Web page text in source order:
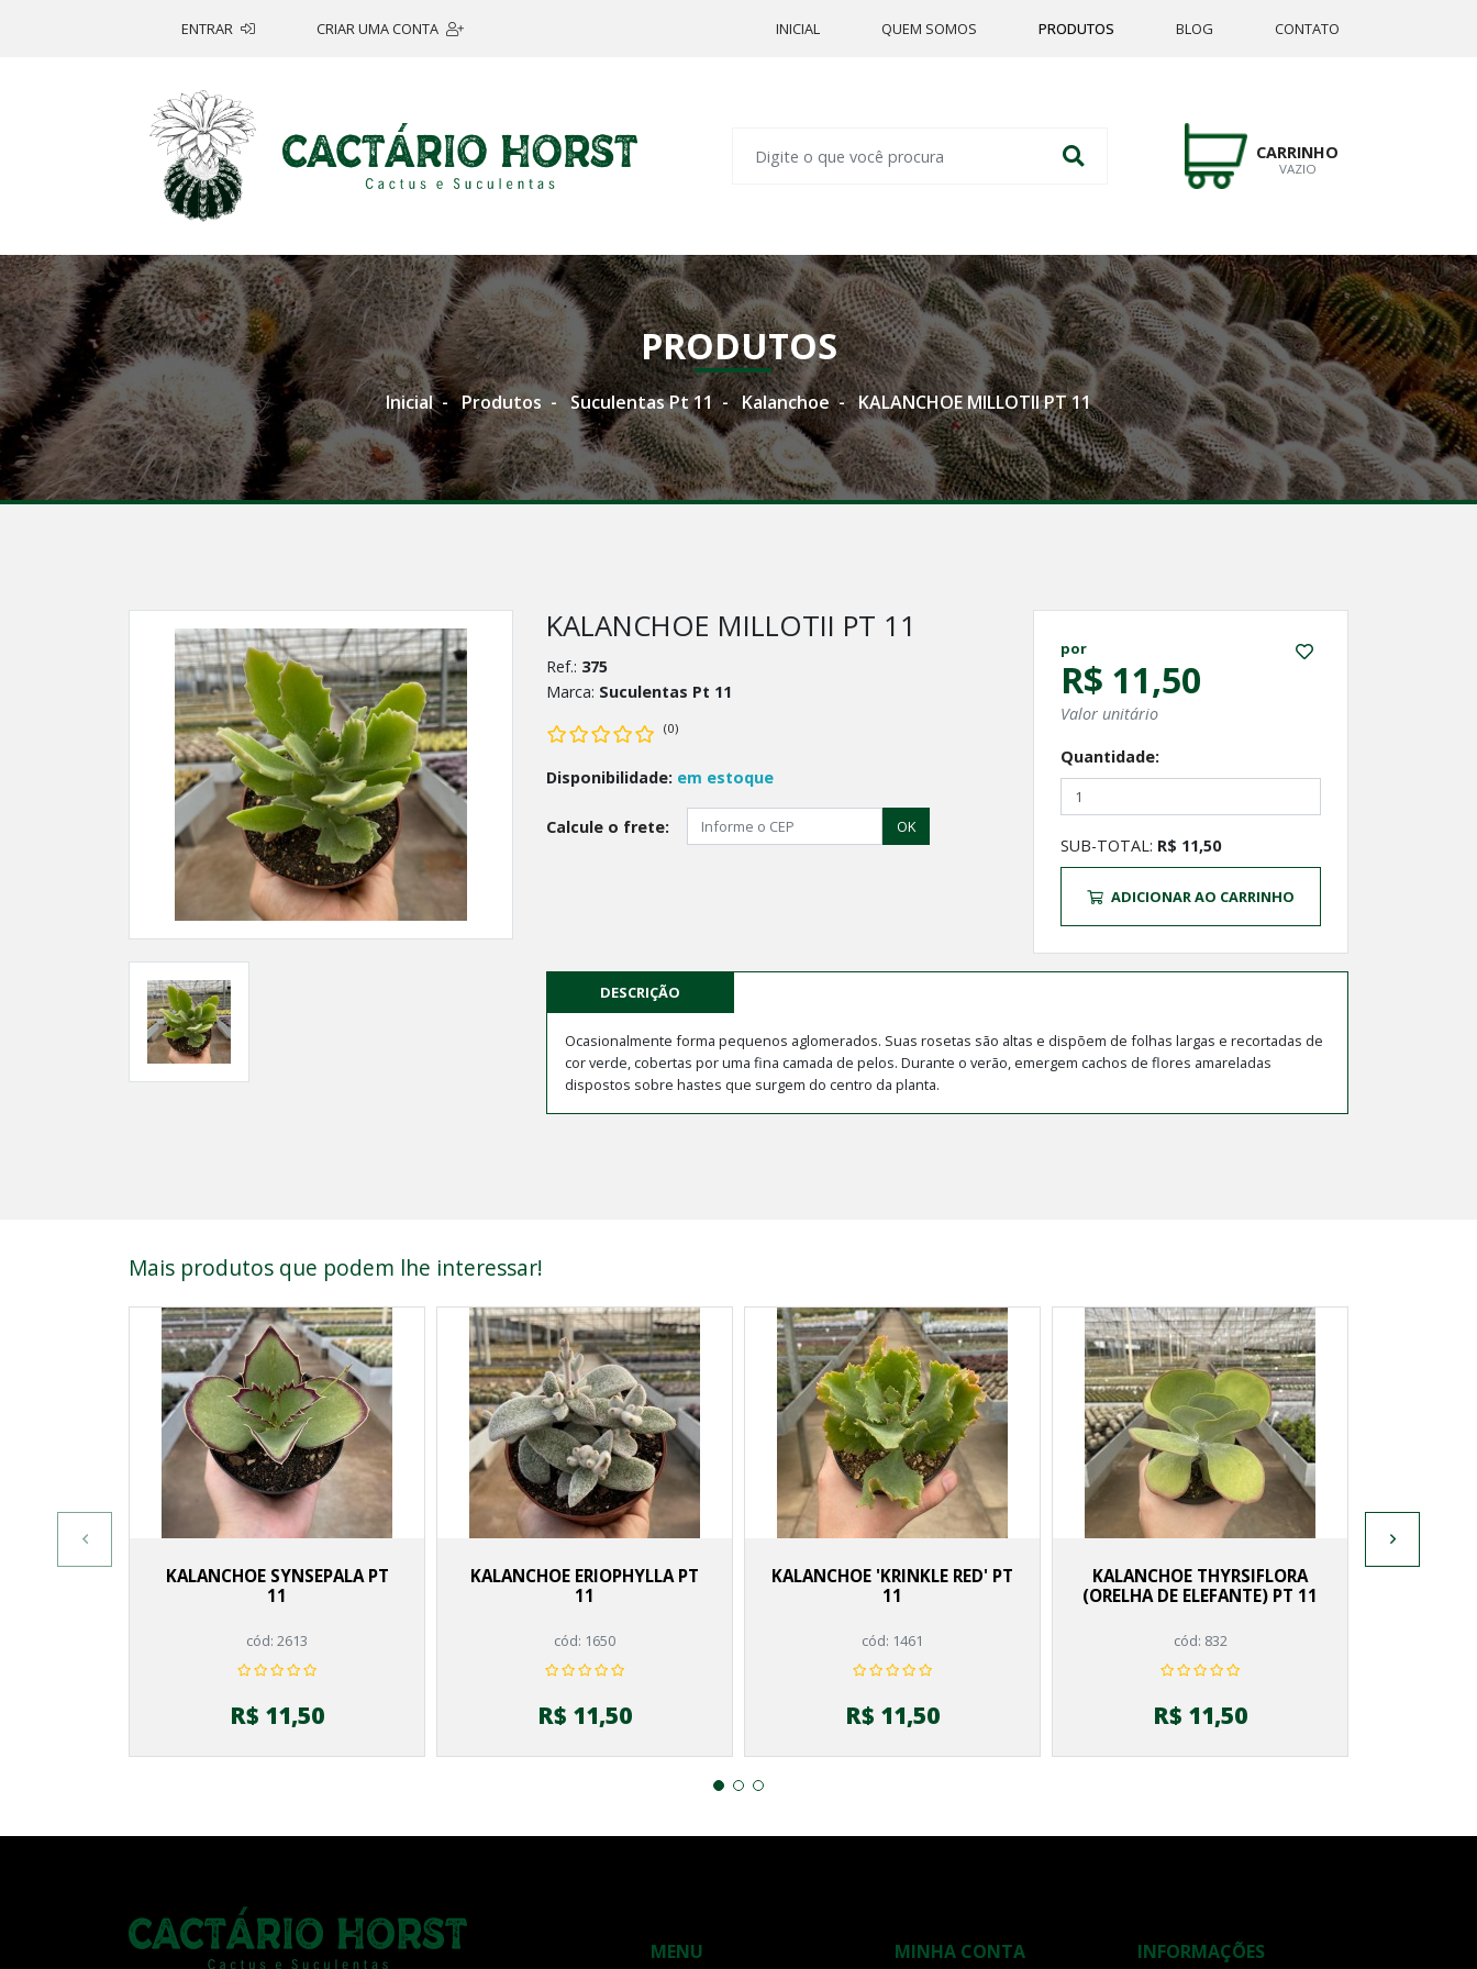
ENTRAR CRIAR UMA CONTA INICIAL QUEM SOMOS PRODUTOS BLOG CONTATO
CARRINHO
VAZIO
PRODUTOS
Inicial Produtos Suculentas Pt 11 Kalanchoe KALANCHOE MILLOTII PT 11
KALANCHOE MILLOTII PT 11
Ref.: 375
Marca: Suculentas Pt 11
(0)
Disponibilidade: em estoque
Calcule o frete: OK
por
R$ 11,50
Valor unitário
Quantidade:
SUB-TOTAL: R$ 11,50
ADICIONAR AO CARRINHO
DESCRIÇÃO
Ocasionalmente forma pequenos aglomerados. Suas rosetas são altas e dispõem de folhas largas e recortadas de
cor verde, cobertas por uma fina camada de pelos. Durante o verão, emergem cachos de flores amareladas
dispostos sobre hastes que surgem do centro da planta.
Mais produtos que podem lhe interessar!
KALANCHOE SYNSEPALA PT
11
cód: 2613
R$ 11,50
KALANCHOE ERIOPHYLLA PT
11
cód: 1650
R$ 11,50
KALANCHOE 'KRINKLE RED' PT
11
cód: 1461
R$ 11,50
KALANCHOE THYRSIFLORA
(ORELHA DE ELEFANTE) PT 11
cód: 832
R$ 11,50
MENU MINHA CONTA INFORMAÇÕES